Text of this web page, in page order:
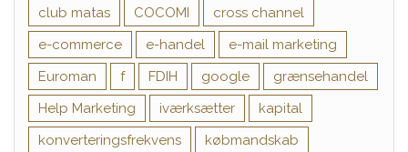
club matas
COCOMI
cross channel
e-commerce
e-handel
e-mail marketing
Euroman
f FDIH google
grænsehandel
Help Marketing
iværksætter
kapital
konverteringsfrekvens
købmandskab